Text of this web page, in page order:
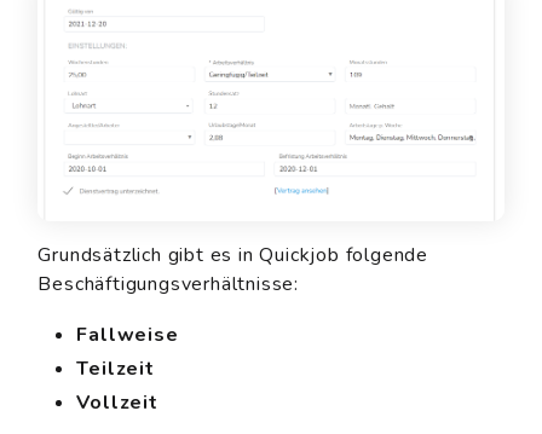
Grundsätzlich gibt es in Quickjob folgende
Beschäftigungsverhältnisse:
Fallweise
Teilzeit
Vollzeit